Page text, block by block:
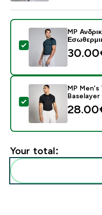
Select this product -
MP
Select this product
MP
Baselayer
Your total: